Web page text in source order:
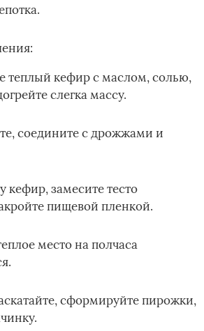
теплый кефир с маслом, солью,
слегка массу.
соедините с дрожжами и
кефир, замесите тесто
пищевой пленкой.
место на полчаса
сформируйте пирожки,